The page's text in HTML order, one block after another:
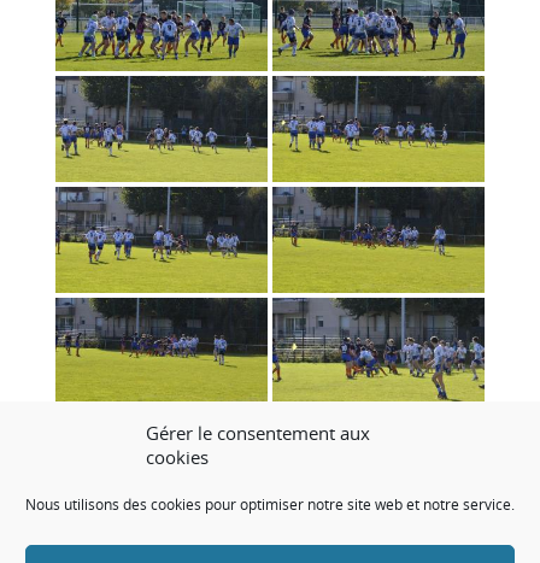
Gérer le consentement aux
cookies
Nous utilisons des cookies pour optimiser notre site web et notre service.
« ‹ of7 › »